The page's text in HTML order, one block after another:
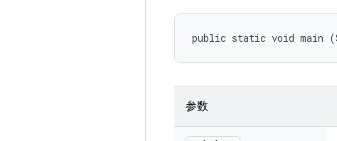
public static void main
参数